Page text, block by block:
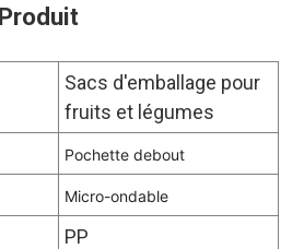
Sacs d'emballage pour
fruits et légumes
Pochette debout
Micro-ondable
PP